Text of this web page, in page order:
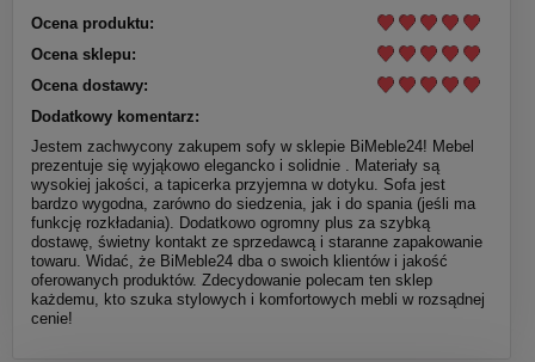
Ocena produktu:
Ocena sklepu:
Ocena dostawy:
Dodatkowy komentarz:
Jestem zachwycony zakupem sofy w sklepie BiMeble24! Mebel
prezentuje się wyjąkowo elegancko i solidnie . Materiały są
wysokiej jakości, a tapicerka przyjemna w dotyku. Sofa jest
bardzo wygodna, zarówno do siedzenia, jak i do spania (jeśli ma
funkcję rozkładania). Dodatkowo ogromny plus za szybką
dostawę, świetny kontakt ze sprzedawcą i staranne zapakowanie
towaru. Widać, że BiMeble24 dba o swoich klientów i jakość
oferowanych produktów. Zdecydowanie polecam ten sklep
każdemu, kto szuka stylowych i komfortowych mebli w rozsądnej
cenie!